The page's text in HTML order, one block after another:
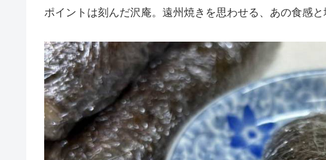
ポイントは刻んだ沢庵。遠州焼きを思わせる、あの食感